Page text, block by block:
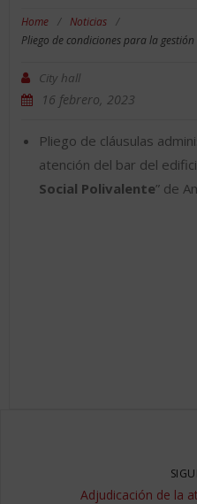
Home / Noticias /
Pliego de condiciones para la
City hall
16 febrero, 2023
Pliego de cláusulas
atención del bar del
Social Polivalente” de
Adjudicación de la